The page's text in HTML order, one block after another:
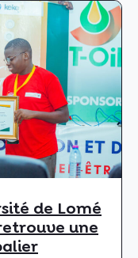
de Lomé
une